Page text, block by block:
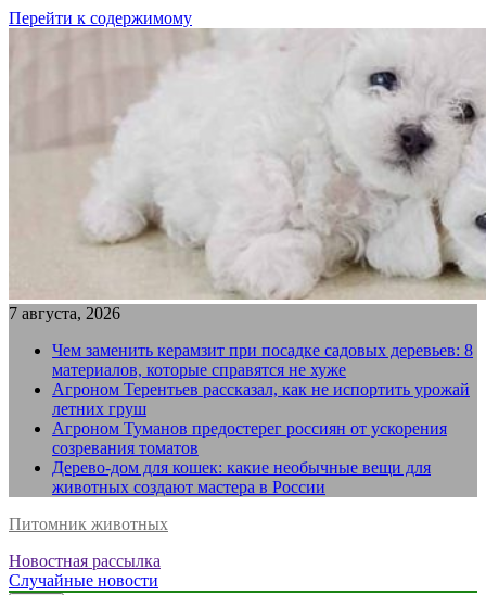
Перейти к содержимому
7 августа, 2026
Чем заменить керамзит при посадке садовых деревьев: 8
материалов, которые справятся не хуже
Агроном Терентьев рассказал, как не испортить урожай
летних груш
Агроном Туманов предостерег россиян от ускорения
созревания томатов
Дерево-дом для кошек: какие необычные вещи для
животных создают мастера в России
Питомник животных
Новостная рассылка
Случайные новости